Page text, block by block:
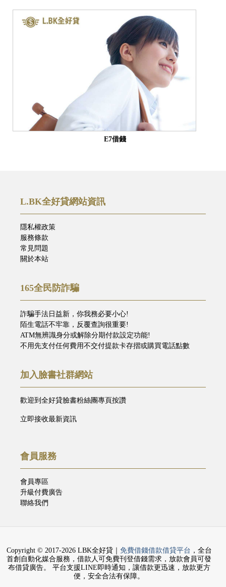
E7借錢
L.BK全好貸網站資訊
隱私權政策
服務條款
常見問題
關於本站
165全民防詐騙
詐騙手法日益新，你我務必要小心!
陌生電話不牢靠，反覆查詢很重要!
ATM無辨識身分或解除分期付款設定功能!
不用先支付任何費用不交付提款卡存摺或購買電話點數
加入臉書社群網站
歡迎到全好貸臉書粉絲團專頁按讚
立即接收最新資訊
會員服務
會員專區
升級付費廣告
聯絡我們
Copyright © 2017-2026 LBK全好貸｜ 免費借錢借款借貸平台 ，全台
首創自動化媒合服務，借款人可免費刊登借錢需求，放款會員可發
布借貸廣告。 平台支援LINE即時通知，讓借款更迅速，放款更方
便，安全合法有保障。